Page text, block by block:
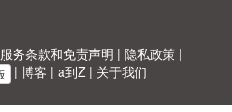
服务条款和免责声明 | 隐私政策 |
| 博客 | a到Z| 关于我们